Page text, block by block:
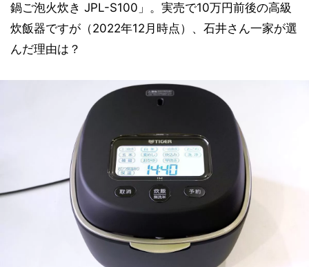
鍋ご泡火炊き JPL-S100」。実売で10万円前後の高級
炊飯器ですが（2022年12月時点）、石井さん一家が選
んだ理由は？